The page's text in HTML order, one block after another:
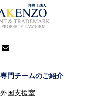
専門チームのご紹介
外国支援室